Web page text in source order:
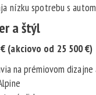
nízku spotrebu s
a štýl
(akciovo od 25 500 €)
na prémiovom